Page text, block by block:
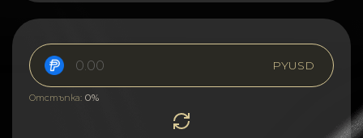
PYUSD
Отстъпка: 0%